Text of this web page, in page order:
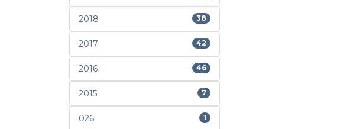
2018 38
2017 42
2016 46
2015 7
026 1